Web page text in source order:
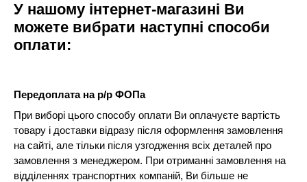
У нашому інтернет-магазині Ви
можете вибрати наступні способи
оплати:
Передоплата на р/р ФОПа
При виборі цього способу оплати Ви оплачуєте вартість
товару і доставки відразу після оформлення замовлення
на сайті, але тільки після узгодження всіх деталей про
замовлення з менеджером. При отриманні замовлення на
відділеннях транспортних компаній, Ви більше не